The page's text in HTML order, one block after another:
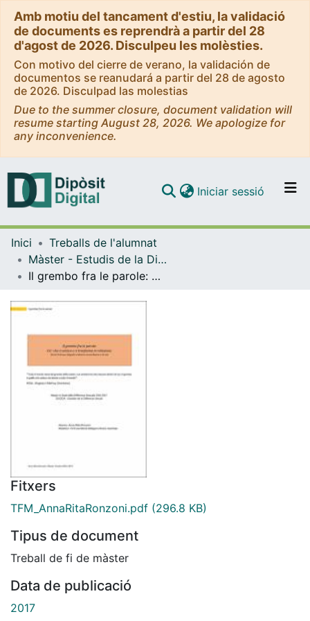
Amb motiu del tancament d'estiu, la validació
de documents es reprendrà a partir del 28
d'agost de 2026. Disculpeu les molèsties.
Con motivo del cierre de verano, la validación de
documentos se reanudará a partir del 28 de agosto
de 2026. Disculpad las molestias
Due to the summer closure, document validation will
resume starting August 28, 2026. We apologize for
any inconvenience.
Navega per tot el DD
Contacte
Iniciar sessió (current)
Inici
Treballs de l'alumnat
Màster - Estudis de la Diferència Sexual (DUODA - UB)
Il grembo fra le parole: Cio’ che ci unisce e ci trasforma in relazione. Storie di donne rifugiate ordinarie-straordinarie e la mia
Fitxers
TFM_AnnaRitaRonzoni.pdf (296.8 KB)
Tipus de document
Treball de fi de màster
Data de publicació
2017